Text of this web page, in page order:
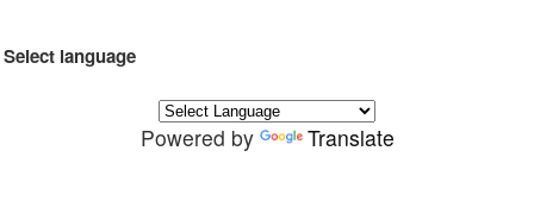
Select language
Powered by Translate